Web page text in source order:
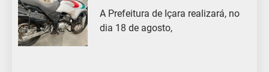
A Prefeitura de Içara realizará, no
dia 18 de agosto,